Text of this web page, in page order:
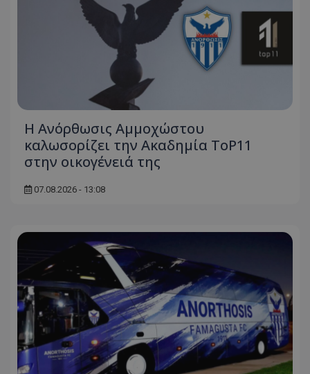
Η Ανόρθωσις Αμμοχώστου
καλωσορίζει την Ακαδημία ToP11
στην οικογένειά της
07.08.2026 - 13:08